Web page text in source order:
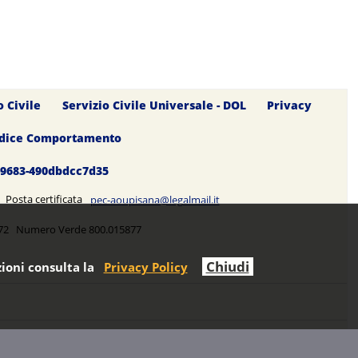
Civile Servizio Civile Universale - DOL Privacy
Comportamento
490dbdcc7d35
Posta certificata pec-aoupisana@legalmail.it
Numero Verde 800.015877
consulta la Privacy Policy Chiudi